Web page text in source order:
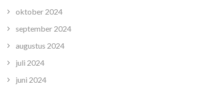
oktober 2024
september 2024
augustus 2024
juli 2024
juni 2024